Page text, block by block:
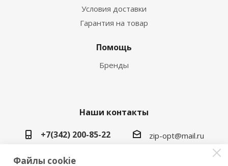
Условия доставки
Гарантия на товар
Помощь
Бренды
Наши контакты
+7(342) 200-85-22
zip-opt@mail.ru
г. Пермь, ул. Васильева, 5в
Файлы cookie